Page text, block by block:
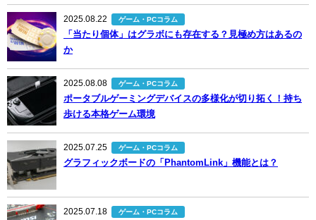
2025.08.22 ゲーム・PCコラム
「当たり個体」はグラボにも存在する？見極め方はあるの
か
2025.08.08 ゲーム・PCコラム
ポータブルゲーミングデバイスの多様化が切り拓く！持ち
歩ける本格ゲーム環境
2025.07.25 ゲーム・PCコラム
グラフィックボードの「PhantomLink」機能とは？
2025.07.18 ゲーム・PCコラム